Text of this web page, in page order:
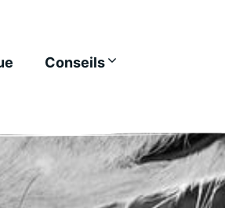
Conseils